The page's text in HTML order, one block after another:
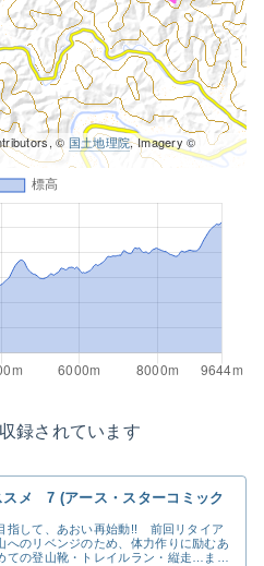
© 国土地理院, Imagery ©
録されています
スメ 7 (アース・スターコミック
指して、あおい再始動!! 前回リタイア
へのリベンジのため、体力作りに励むあ
ての登山靴・トレイルラン・縦走…まだ